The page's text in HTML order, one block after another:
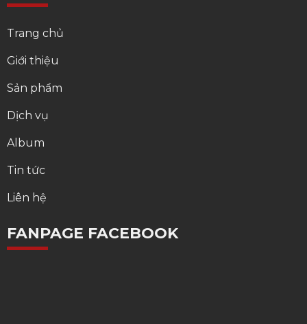
Trang chủ
Giới thiệu
Sản phẩm
Dịch vụ
Album
Tin tức
Liên hệ
FANPAGE FACEBOOK